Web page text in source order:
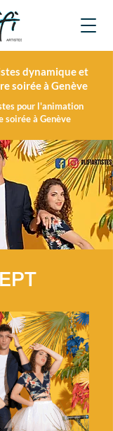
dynamique et
soirée à Genève
pour l'animation
soirée à Genève